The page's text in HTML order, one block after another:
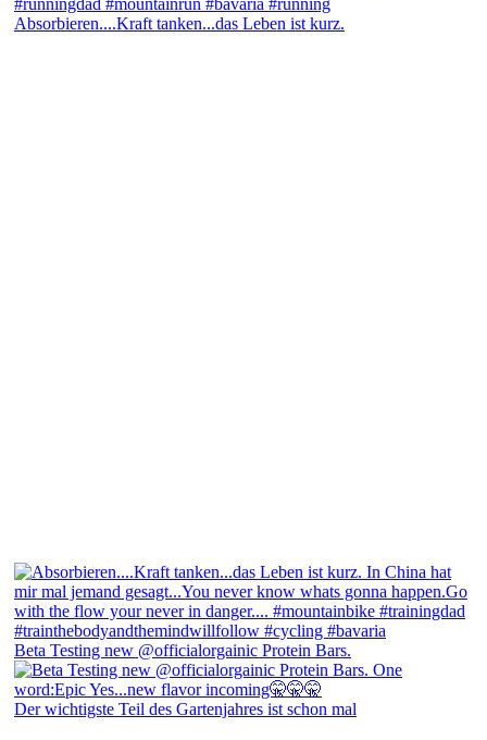
Absorbieren....Kraft tanken...das Leben ist kurz.
Beta Testing new @officialorgainic Protein Bars.
Der wichtigste Teil des Gartenjahres ist schon mal